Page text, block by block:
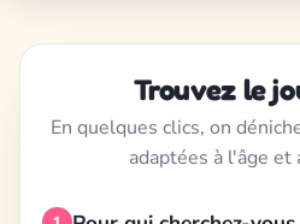
Trouvez le
En quelques clics, on
adaptées à l'âge et